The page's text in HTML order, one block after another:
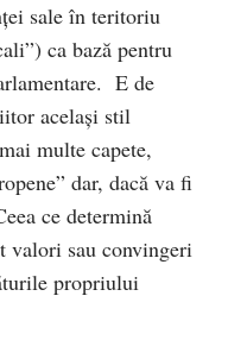
sale în teritoriu
ca bază pentru
E de
acelaşi stil
multe capete,
dar, dacă va fi
ce determină
valori sau convingeri
propriului